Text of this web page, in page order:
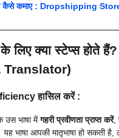
कैसे कमाए : Dropshipping
लिए क्या स्टेप्स होते
Translator)
हासिल करें :
उस भाषा मेंगहरी प्रवीणता प्राप्त करें,
भाषा आपकी मातृभाषा हो सकती है,